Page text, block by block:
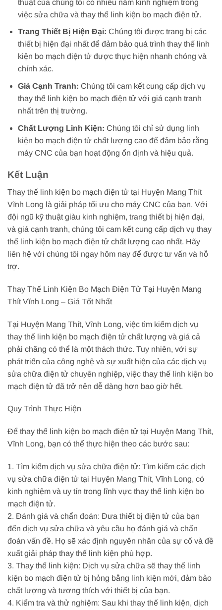
thuật của chúng tôi có nhiều năm kinh nghiệm trong
việc sửa chữa và thay thế linh kiện bo mạch điện tử.
Trang Thiết Bị Hiện Đại: Chúng tôi được trang bị các
thiết bị hiện đại nhất để đảm bảo quá trình thay thế linh
kiện bo mạch điện tử được thực hiện nhanh chóng và
chính xác.
Giá Cạnh Tranh: Chúng tôi cam kết cung cấp dịch vụ
thay thế linh kiện bo mạch điện tử với giá cạnh tranh
nhất trên thị trường.
Chất Lượng Linh Kiện: Chúng tôi chỉ sử dụng linh
kiện bo mạch điện tử chất lượng cao để đảm bảo rằng
máy CNC của bạn hoạt động ổn định và hiệu quả.
Kết Luận
Thay thế linh kiện bo mạch điện tử tại Huyện Mang Thít
Vĩnh Long là giải pháp tối ưu cho máy CNC của bạn. Với
đội ngũ kỹ thuật giàu kinh nghiệm, trang thiết bị hiện đại,
và giá cạnh tranh, chúng tôi cam kết cung cấp dịch vụ thay
thế linh kiện bo mạch điện tử chất lượng cao nhất. Hãy
liên hệ với chúng tôi ngay hôm nay để được tư vấn và hỗ
trợ.
Thay Thế Linh Kiện Bo Mạch Điện Tử Tại Huyện Mang
Thít Vĩnh Long – Giá Tốt Nhất
Tại Huyện Mang Thít, Vĩnh Long, việc tìm kiếm dịch vụ
thay thế linh kiện bo mạch điện tử chất lượng và giá cả
phải chăng có thể là một thách thức. Tuy nhiên, với sự
phát triển của công nghệ và sự xuất hiện của các dịch vụ
sửa chữa điện tử chuyên nghiệp, việc thay thế linh kiện bo
mạch điện tử đã trở nên dễ dàng hơn bao giờ hết.
Quy Trình Thực Hiện
Để thay thế linh kiện bo mạch điện tử tại Huyện Mang Thít,
Vĩnh Long, bạn có thể thực hiện theo các bước sau:
1. Tìm kiếm dịch vụ sửa chữa điện tử: Tìm kiếm các dịch
vụ sửa chữa điện tử tại Huyện Mang Thít, Vĩnh Long, có
kinh nghiệm và uy tín trong lĩnh vực thay thế linh kiện bo
mạch điện tử.
2. Đánh giá và chẩn đoán: Đưa thiết bị điện tử của bạn
đến dịch vụ sửa chữa và yêu cầu họ đánh giá và chẩn
đoán vấn đề. Họ sẽ xác định nguyên nhân của sự cố và đề
xuất giải pháp thay thế linh kiện phù hợp.
3. Thay thế linh kiện: Dịch vụ sửa chữa sẽ thay thế linh
kiện bo mạch điện tử bị hỏng bằng linh kiện mới, đảm bảo
chất lượng và tương thích với thiết bị của bạn.
4. Kiểm tra và thử nghiệm: Sau khi thay thế linh kiện, dịch